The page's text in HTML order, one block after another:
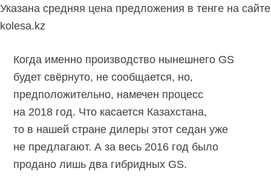
Указана средняя цена предложения в тенге на сайте
kolesa.kz
Когда именно производство нынешнего GS
будет свёрнуто, не сообщается, но,
предположительно, намечен процесс
на 2018 год. Что касается Казахстана,
то в нашей стране дилеры этот седан уже
не предлагают. А за весь 2016 год было
продано лишь два гибридных GS.